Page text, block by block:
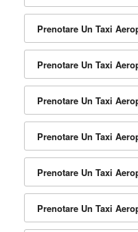
Prenotare Un Taxi
Prenotare Un Taxi
Prenotare Un Taxi
Prenotare Un Taxi
Prenotare Un Taxi
Prenotare Un Taxi